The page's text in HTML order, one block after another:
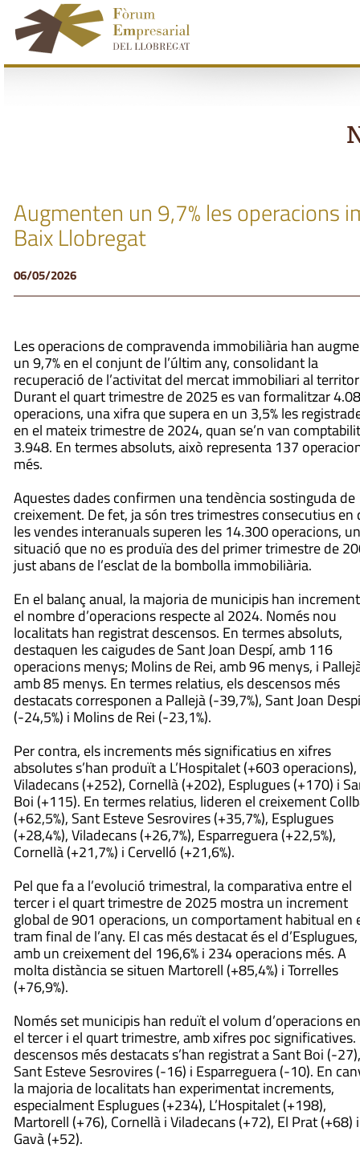
Augmenten un 9,7% les operacions
Baix Llobregat
06/05/2026
Les operacions de compravenda immobiliària han
un 9,7% en el conjunt de l’últim any, consolidant la
recuperació de l’activitat del mercat immobiliari al
Durant el quart trimestre de 2025 es van formalitzar
operacions, una xifra que supera en un 3,5% les
en el mateix trimestre de 2024, quan se’n van
3.948. En termes absoluts, això representa 137
més.
Aquestes dades confirmen una tendència sostinguda de
creixement. De fet, ja són tres trimestres consecutius en
les vendes interanuals superen les 14.300 operacions,
situació que no es produïa des del primer trimestre de
just abans de l’esclat de la bombolla immobiliària.
En el balanç anual, la majoria de municipis han
el nombre d’operacions respecte al 2024. Només nou
localitats han registrat descensos. En termes absoluts,
destaquen les caigudes de Sant Joan Despí, amb 116
operacions menys; Molins de Rei, amb 96 menys, i
amb 85 menys. En termes relatius, els descensos més
destacats corresponen a Pallejà (-39,7%), Sant Joan Despí
(-24,5%) i Molins de Rei (-23,1%).
Per contra, els increments més significatius en xifres
absolutes s’han produït a L’Hospitalet (+603 operacions),
Viladecans (+252), Cornellà (+202), Esplugues (+170) i
Boi (+115). En termes relatius, lideren el creixement
(+62,5%), Sant Esteve Sesrovires (+35,7%), Esplugues
(+28,4%), Viladecans (+26,7%), Esparreguera (+22,5%),
Cornellà (+21,7%) i Cervelló (+21,6%).
Pel que fa a l’evolució trimestral, la comparativa entre el
tercer i el quart trimestre de 2025 mostra un increment
global de 901 operacions, un comportament habitual en
tram final de l’any. El cas més destacat és el d’Esplugues,
amb un creixement del 196,6% i 234 operacions més. A
molta distància se situen Martorell (+85,4%) i Torrelles
(+76,9%).
Només set municipis han reduït el volum d’operacions
el tercer i el quart trimestre, amb xifres poc significatives.
descensos més destacats s’han registrat a Sant Boi (-27),
Sant Esteve Sesrovires (-16) i Esparreguera (-10). En
la majoria de localitats han experimentat increments,
especialment Esplugues (+234), L’Hospitalet (+198),
Martorell (+76), Cornellà i Viladecans (+72), El Prat (+68) i
Gavà (+52).